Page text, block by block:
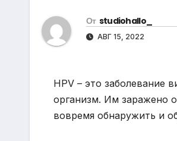
От studiohallo_
АВГ 15, 2022
HPV – это заболевание
организм. Им заражено
вовремя обнаружить и